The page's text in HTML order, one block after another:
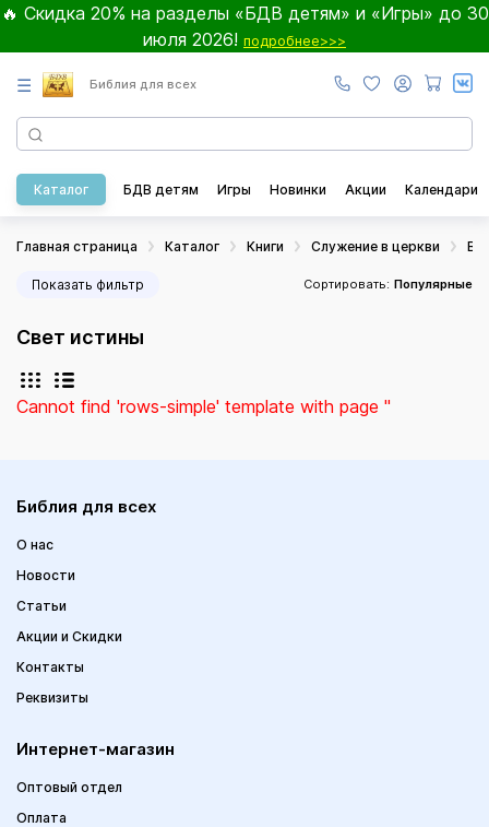
🔥 Скидка 20% на разделы «БДВ детям» и «Игры» до 30
июля 2026! подробнее>>>
☰ Библия для всех
Каталог БДВ детям Игры Новинки Акции Календари
Главная страница Каталог Книги Служение в церкви
Показать фильтр Сортировать: Популярные
Свет истины
Cannot find 'rows-simple' template with page ''
Библия для всех
О нас
Новости
Статьи
Акции и Скидки
Контакты
Реквизиты
Интернет-магазин
Оптовый отдел
Оплата